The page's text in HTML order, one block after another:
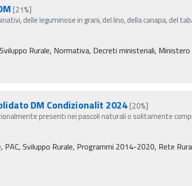
[21%]
delle leguminose in grani, del lino, della canapa, del
Rurale, Normativa, Decreti ministeriali,
DM Condizionalit 2024[20%]
presenti nei pascoli naturali o solitamente
PAC, Sviluppo Rurale, Programmi 2014-2020, Rete